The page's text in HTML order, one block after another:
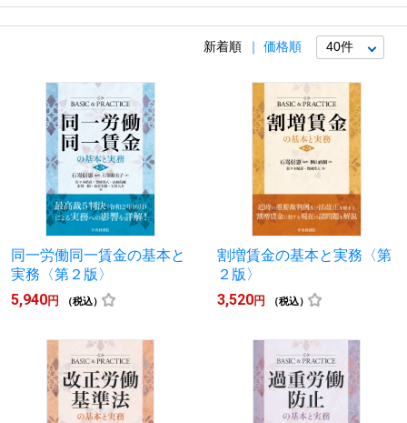
新着順 価格順
同一労働同一賃金の基本と
実務〈第２版〉
5,940円 （税込）
割増賃金の基本と実務〈第
２版〉
3,520円 （税込）